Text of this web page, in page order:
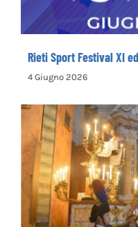
Rieti Sport Festival XI
4 Giugno 2026
Rinnovata la
santo